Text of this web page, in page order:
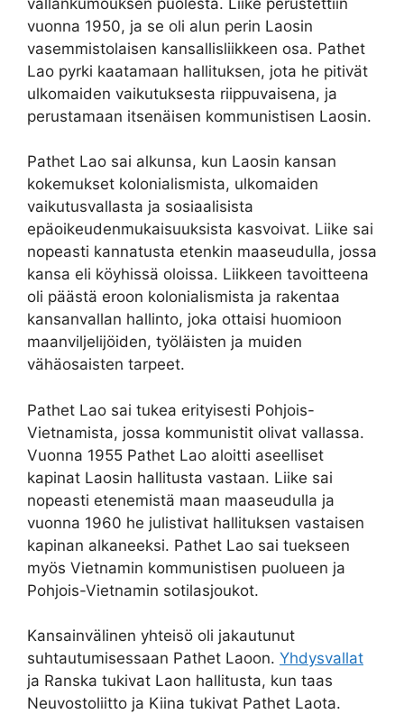
vuonna 1950, ja se oli alun perin Laosin
vasemmistolaisen kansallisliikkeen osa. Pathet
Lao pyrki kaatamaan hallituksen, jota he pitivät
ulkomaiden vaikutuksesta riippuvaisena, ja
perustamaan itsenäisen kommunistisen Laosin.
Pathet Lao sai alkunsa, kun Laosin kansan
kokemukset kolonialismista, ulkomaiden
vaikutusvallasta ja sosiaalisista
epäoikeudenmukaisuuksista kasvoivat. Liike sai
nopeasti kannatusta etenkin maaseudulla, jossa
kansa eli köyhissä oloissa. Liikkeen tavoitteena
oli päästä eroon kolonialismista ja rakentaa
kansanvallan hallinto, joka ottaisi huomioon
maanviljelijöiden, työläisten ja muiden
vähäosaisten tarpeet.
Pathet Lao sai tukea erityisesti Pohjois-
Vietnamista, jossa kommunistit olivat vallassa.
Vuonna 1955 Pathet Lao aloitti aseelliset
kapinat Laosin hallitusta vastaan. Liike sai
nopeasti etenemistä maan maaseudulla ja
vuonna 1960 he julistivat hallituksen vastaisen
kapinan alkaneeksi. Pathet Lao sai tuekseen
myös Vietnamin kommunistisen puolueen ja
Pohjois-Vietnamin sotilasjoukot.
Kansainvälinen yhteisö oli jakautunut
suhtautumisessaan Pathet Laoon. Yhdysvallat
ja Ranska tukivat Laon hallitusta, kun taas
Neuvostoliitto ja Kiina tukivat Pathet Laota.